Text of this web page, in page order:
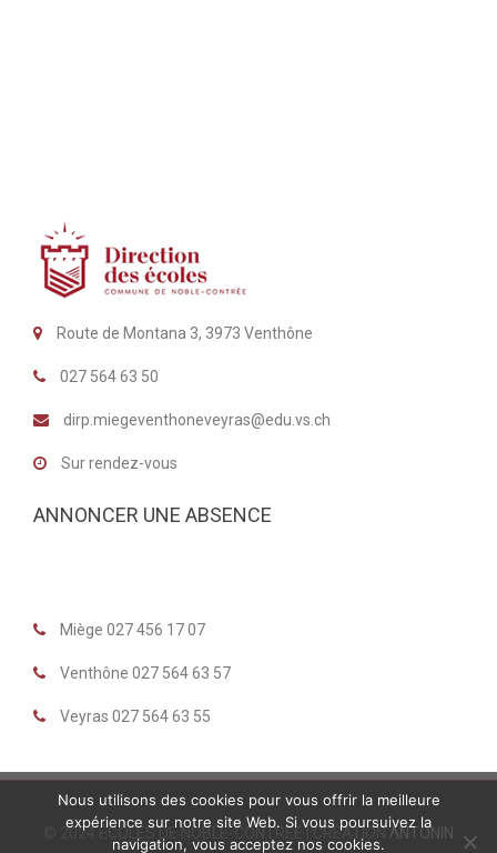
Route de Montana 3, 3973 Venthône
027 564 63 50
dirp.miegeventhoneveyras@edu.vs.ch
Sur rendez-vous
ANNONCER UNE ABSENCE
Miège 027 456 17 07
Venthône 027 564 63 57
Veyras 027 564 63 55
© 2024 ÉCOLES DE NOBLE-CONTRÉE | CRÉATIONΛNTONIN
Nous utilisons des cookies pour vous offrir la meilleure
expérience sur notre site Web. Si vous poursuivez la
navigation, vous acceptez nos cookies.